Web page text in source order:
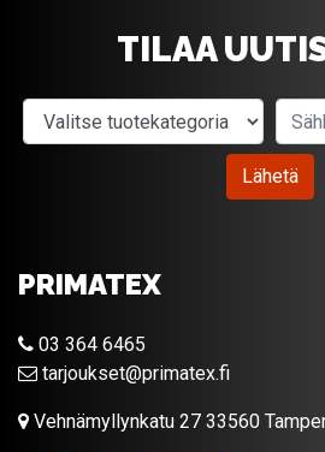
TILAA
Valitse tuotekategoria
Lähetä
PRIMATEX
03 364 6465
tarjoukset@primatex.fi
Vehnämyllynkatu 27 33560